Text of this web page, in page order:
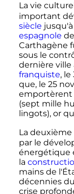
La vie
important
siècle
espagnole de
Carthagène
sous le
dernière ville
franquiste, le
que, le 25
emportèrent
(sept mille
lingots), or
La
par le
énergétique
la
mains de
décennies
crise